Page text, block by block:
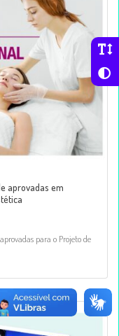
aprovadas em
para o Projeto de